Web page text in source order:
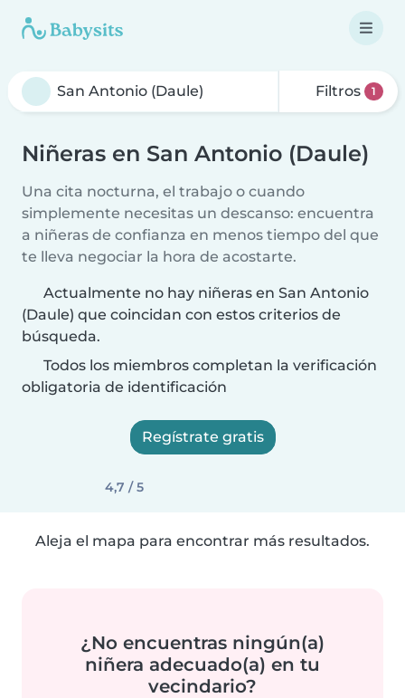
Filtros 1
Niñeras en San Antonio (Daule)
Una cita nocturna, el trabajo o cuando
simplemente necesitas un descanso: encuentra
a niñeras de confianza en menos tiempo del que
te lleva negociar la hora de acostarte.
Actualmente no hay niñeras en San Antonio
(Daule) que coincidan con estos criterios de
búsqueda.
Todos los miembros completan la verificación
obligatoria de identificación
Regístrate gratis
4,7 / 5
Aleja el mapa para encontrar más resultados.
¿No encuentras ningún(a)
niñera adecuado(a) en tu
vecindario?